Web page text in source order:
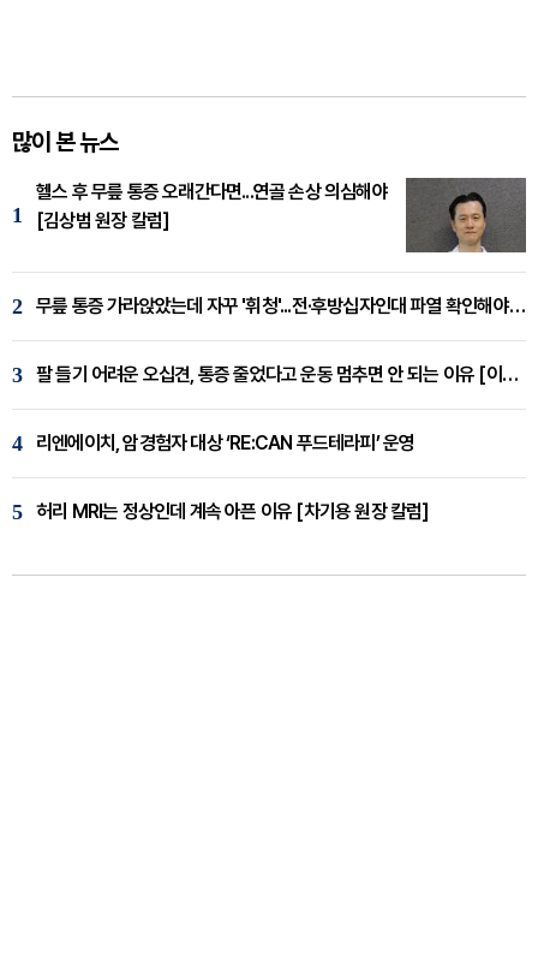
많이 본 뉴스
1
헬스 후 무릎 통증 오래간다면...연골 손상 의심해야
[김상범 원장 칼럼]
2 무릎 통증 가라앉았는데 자꾸 '휘청'...전·후방십자인대 파열 확인해야 [곽우경 원장 칼럼]
3 팔 들기 어려운 오십견, 통증 줄었다고 운동 멈추면 안 되는 이유 [이병욱 원장 칼럼]
4 리엔에이치, 암경험자 대상 ‘RE:CAN 푸드테라피’ 운영
5 허리 MRI는 정상인데 계속 아픈 이유 [차기용 원장 칼럼]